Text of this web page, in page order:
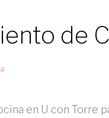
de
en U con Torre